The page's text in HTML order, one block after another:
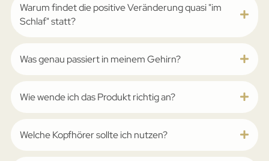
Warum findet die positive Veränderung quasi "im
Schlaf" statt?
Was genau passiert in meinem Gehirn?
Wie wende ich das Produkt richtig an?
Welche Kopfhörer sollte ich nutzen?